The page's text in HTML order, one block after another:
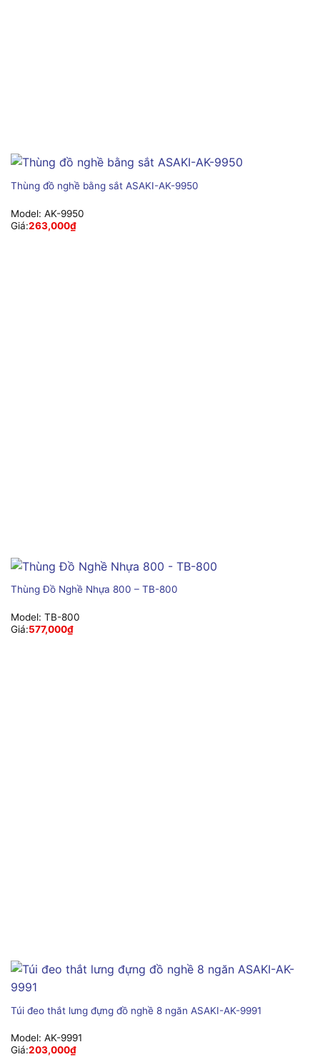
Thùng đồ nghề bằng sắt ASAKI-AK-9950
Model: AK-9950
Giá:263,000₫
Thùng Đồ Nghề Nhựa 800 – TB-800
Model: TB-800
Giá:577,000₫
Túi đeo thắt lưng đựng đồ nghề 8 ngăn ASAKI-AK-9991
Model: AK-9991
Giá:203,000₫